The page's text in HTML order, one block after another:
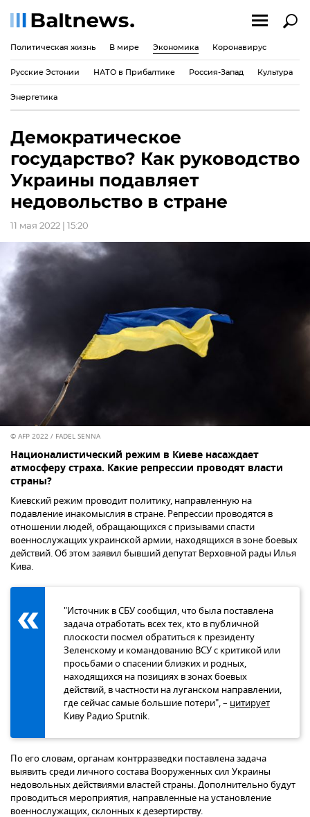
Политическая жизнь В мире Экономика Коронавирус
Русские Эстонии НАТО в Прибалтике Россия-Запад Культура
Энергетика
Демократическое
государство? Как руководство
Украины подавляет
недовольство в стране
11 мая 2022 | 15:20
© AFP 2022 / FADEL SENNA
Националистический режим в Киеве насаждает
атмосферу страха. Какие репрессии проводят власти
страны?
Киевский режим проводит политику, направленную на
подавление инакомыслия в стране. Репрессии проводятся в
отношении людей, обращающихся с призывами спасти
военнослужащих украинской армии, находящихся в зоне боевых
действий. Об этом заявил бывший депутат Верховной рады Илья
Кива.
"Источник в СБУ сообщил, что была поставлена
задача отработать всех тех, кто в публичной
плоскости посмел обратиться к президенту
Зеленскому и командованию ВСУ с критикой или
просьбами о спасении близких и родных,
находящихся на позициях в зонах боевых
действий, в частности на луганском направлении,
где сейчас самые большие потери", – цитирует
Киву Радио Sputnik.
По его словам, органам контрразведки поставлена задача
выявить среди личного состава Вооруженных сил Украины
недовольных действиями властей страны. Дополнительно будут
проводиться мероприятия, направленные на установление
военнослужащих, склонных к дезертирству.